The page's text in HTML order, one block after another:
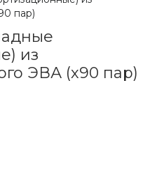
пар)
из
ЭВА (х90 пар)